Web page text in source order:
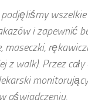
podjęliśmy
i zapewnić
maseczki,
z walk). Przez
oświadczeniu.